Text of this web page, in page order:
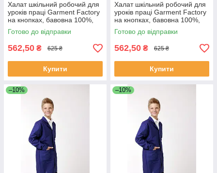
Халат шкільний робочий для
уроків праці Garment Factory
на кнопках, бавовна 100%,
колір синій, 38 розмір | Халат
на працю
Готово до відправки
562,50 ₴ 625 ₴
Купити
Халат шкільний робочий для
уроків праці Garment Factory
на кнопках, бавовна 100%,
колір синій, 40 розмір | Халат
на працю
Готово до відправки
562,50 ₴ 625 ₴
Купити
–10% –10%